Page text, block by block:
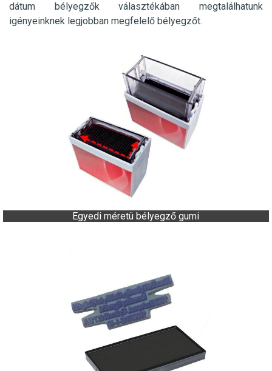
dátum bélyegzők választékában megtalálhatunk
igényeinknek legjobban megfelelő bélyegzőt.
Egyedi méretü bélyegző gumi